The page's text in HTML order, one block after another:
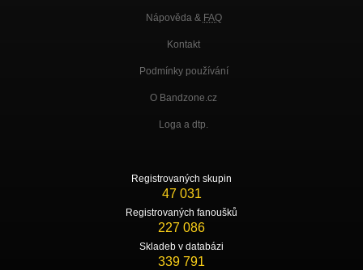
Nápověda & FAQ
Kontakt
Podmínky používání
O Bandzone.cz
Loga a dtp.
Registrovaných skupin
47 031
Registrovaných fanoušků
227 086
Skladeb v databázi
339 791